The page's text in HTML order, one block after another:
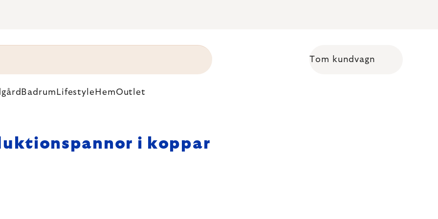
Shopping cart
Tom kundvagn
Badrum Lifestyle HemOutlet
i koppar